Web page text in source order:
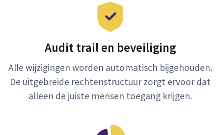
Audit trail en beveiliging
Alle wijzigingen worden automatisch bijgehouden.
De uitgebreide rechtenstructuur zorgt ervoor dat
alleen de juiste mensen toegang krijgen.